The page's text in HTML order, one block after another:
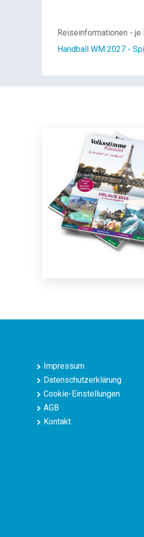
Reiseinformationen - je
Handball WM 2027 -
Impressum
Datenschutzerklärung
Cookie-Einstellungen
AGB
Kontakt